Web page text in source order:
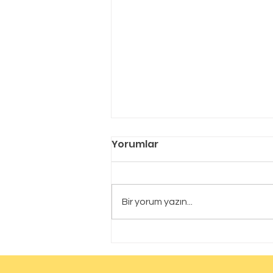
Bursa Bor Yalıtım
Yorumlar
Bir yorum yazın...